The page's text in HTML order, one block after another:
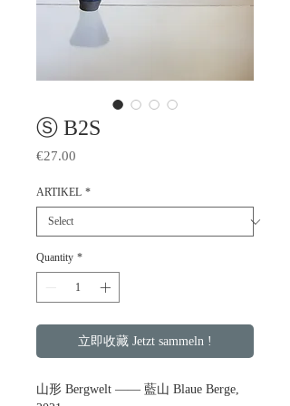
Ⓢ B2S
€27.00
ARTIKEL *
Quantity *
立即收藏 Jetzt sammeln !
山形 Bergwelt —— 藍山 Blaue Berge,